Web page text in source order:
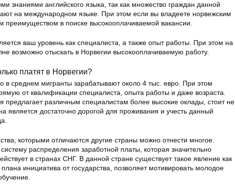
знаниями английского языка, так как множество граждан данной
на международном языке. При этом если вы владеете норвежским
преимуществом в поиске высокооплачиваемой вакансии.
ваш уровень как специалиста, а также опыт работы. При этом на
возможно отыскать в Норвегии высокооплачиваемую работу.
платят в Норвегии?
в среднем мигранты зарабатывают около 4 тыс. евро. При этом
от квалификации специалиста, опыта работы и даже возраста.
предлагает различным специалистам более высокие оклады, стоит не
является достаточно дорогой для проживания и учесть данный
которыми отличаются другие страны можно отнести многое.
распределения заработной платы, которая значительно
в странах СНГ. В данной стране существует такое явление как
плана инициатива от государства, позволяет мотивировать молодое